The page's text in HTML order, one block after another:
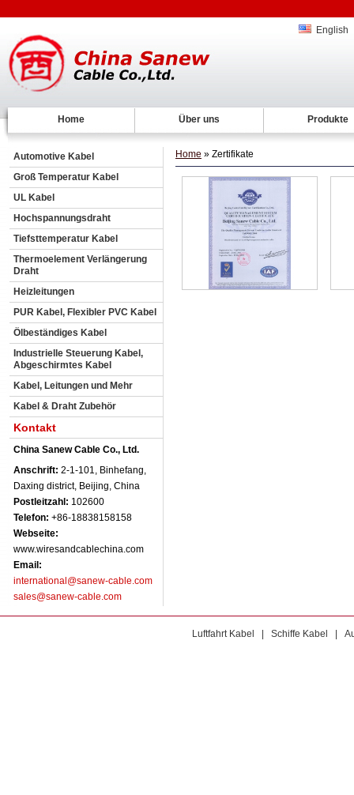
English
Home Über uns Produkte
Automotive Kabel
Groß Temperatur Kabel
UL Kabel
Hochspannungsdraht
Tiefsttemperatur Kabel
Thermoelement Verlängerung
Draht
Heizleitungen
PUR Kabel, Flexibler PVC Kabel
Ölbeständiges Kabel
Industrielle Steuerung Kabel,
Abgeschirmtes Kabel
Kabel, Leitungen und Mehr
Kabel & Draht Zubehör
Kontakt
China Sanew Cable Co., Ltd.
Anschrift: 2-1-101, Binhefang,
Daxing district, Beijing, China
Postleitzahl: 102600
Telefon: +86-18838158158
Webseite:
www.wiresandcablechina.com
Email:
international@sanew-cable.com
sales@sanew-cable.com
Home » Zertifikate
Luftfahrt Kabel Schiffe Kabel